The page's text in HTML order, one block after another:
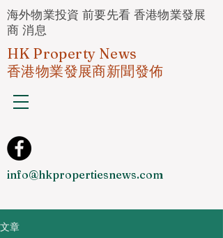
海外物業投資 前要先看 香港物業發展
商 消息
HK Property News
香港物業發展商新聞發佈
info@hkpropertiesnews.com
文章